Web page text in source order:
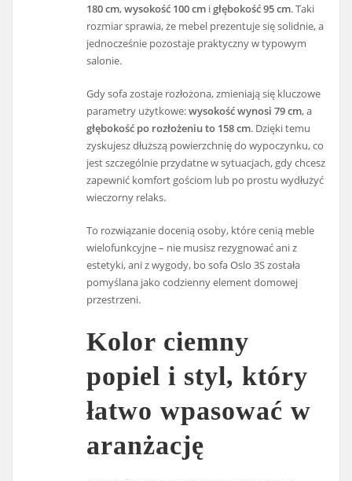
180 cm,wysokość 100 cm igłębokość 95 cm. Taki
rozmiar sprawia, że mebel prezentuje się solidnie, a
jednocześnie pozostaje praktyczny w typowym
salonie.
Gdy sofa zostaje rozłożona, zmieniają się kluczowe
parametry użytkowe:wysokość wynosi 79 cm, a
głębokość po rozłożeniu to 158 cm. Dzięki temu
zyskujesz dłuższą powierzchnię do wypoczynku, co
jest szczególnie przydatne w sytuacjach, gdy chcesz
zapewnić komfort gościom lub po prostu wydłużyć
wieczorny relaks.
To rozwiązanie docenią osoby, które cenią meble
wielofunkcyjne – nie musisz rezygnować ani z
estetyki, ani z wygody, bo sofa Oslo 3S została
pomyślana jako codzienny element domowej
przestrzeni.
Kolor ciemny
popiel i styl, który
łatwo wpasować w
aranżację